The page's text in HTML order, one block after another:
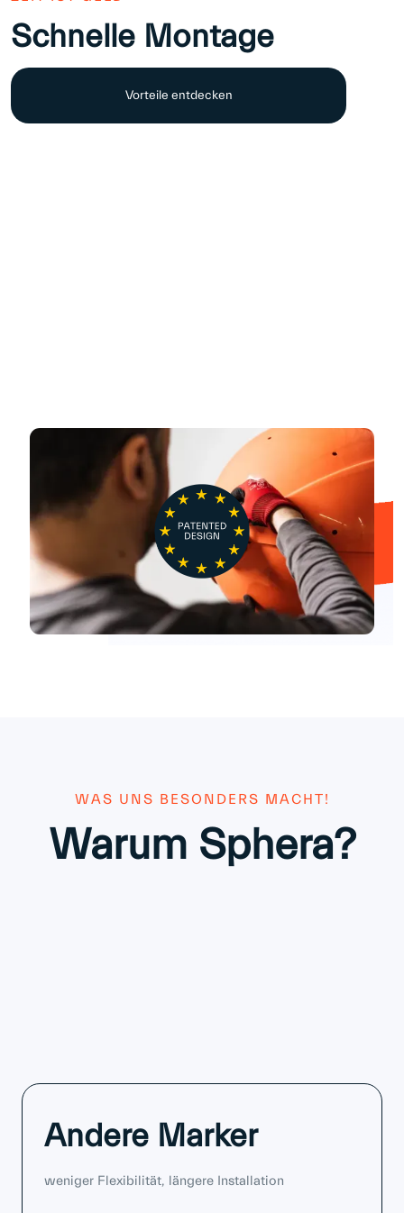
¡
Schnelle Montage
Vorteile entdecken
WAS UNS BESONDERS MACHT!
Warum Sphera?
Andere Marker
weniger Flexibilität, längere Installation